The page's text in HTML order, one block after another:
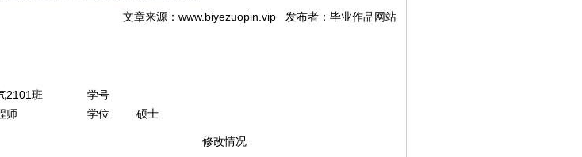
文章来源：www.biyezuopin.vip 发布者：毕业作品网站
2101班
学号
师 学位
硕士
修改情况